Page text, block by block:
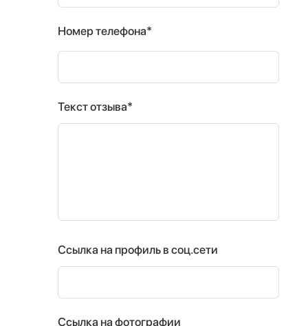
Номер телефона*
Текст отзыва*
Ссылка на профиль в соц.сети
Ссылка на фотографии